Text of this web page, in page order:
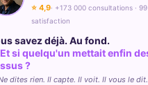
⭐ 4,9· +173 000 consultations · 99
satisfaction
savez déjà. Au fond.
Et si quelqu'un mettait enfin
?
dites rien. Il capte. Il voit. Il vous le dit.